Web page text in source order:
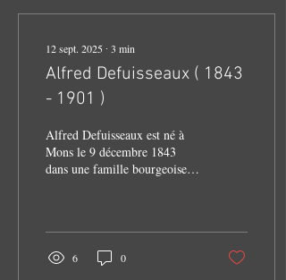
12 sept. 2025 ∙ 3 min
Alfred Defuisseaux ( 1843
- 1901 )
Alfred Defuisseaux est né à
Mons le 9 décembre 1843
dans une famille bourgeoise
Mons dès 1872, il se
spécialisa dans la défense des
ouvriers victimes d’accidents
6 0